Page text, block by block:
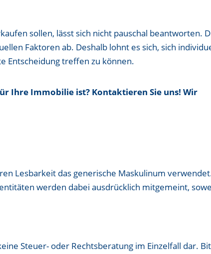
sollen, lässt sich nicht pauschal beantworten.
Faktoren ab. Deshalb lohnt es sich, sich
Entscheidung treffen zu können.
Ihre Immobilie ist? Kontaktieren Sie uns! Wir
Lesbarkeit das generische Maskulinum
werden dabei ausdrücklich mitgemeint,
Steuer- oder Rechtsberatung im Einzelfall dar.